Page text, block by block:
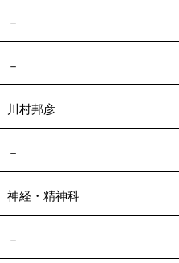
－
－
川村邦彦
－
神経・精神科
－